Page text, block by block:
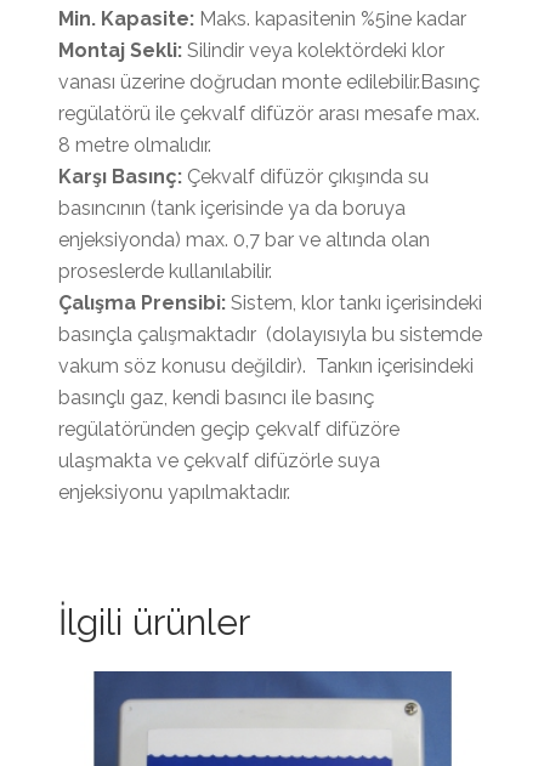
Min. Kapasite: Maks. kapasitenin %5ine kadar
Montaj Sekli: Silindir veya kolektördeki klor
vanası üzerine doğrudan monte edilebilir.Basınç
regülatörü ile çekvalf difüzör arası mesafe max.
8 metre olmalıdır.
Karşı Basınç: Çekvalf difüzör çıkışında su
basıncının (tank içerisinde ya da boruya
enjeksiyonda) max. 0,7 bar ve altında olan
proseslerde kullanılabilir.
Çalışma Prensibi: Sistem, klor tankı içerisindeki
basınçla çalışmaktadır (dolayısıyla bu sistemde
vakum söz konusu değildir). Tankın içerisindeki
basınçlı gaz, kendi basıncı ile basınç
regülatöründen geçip çekvalf difüzöre
ulaşmakta ve çekvalf difüzörle suya
enjeksiyonu yapılmaktadır.
İlgili ürünler